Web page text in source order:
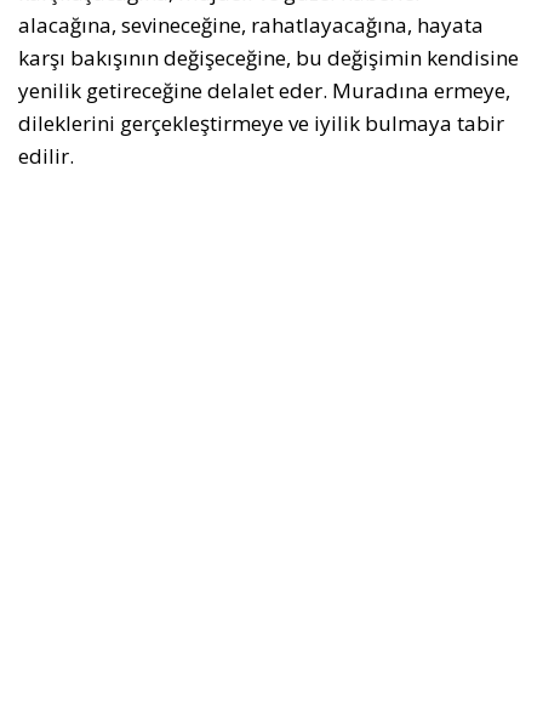
alacağına, sevineceğine, rahatlayacağına, hayata
karşı bakışının değişeceğine, bu değişimin kendisine
yenilik getireceğine delalet eder. Muradına ermeye,
dileklerini gerçekleştirmeye ve iyilik bulmaya tabir
edilir.